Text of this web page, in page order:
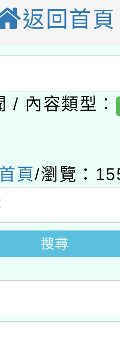
專業研習
─人工智慧
養講師名單
與教學軟體
員會函釋公
部水利署委託
位及節水達
祈福系列
」
園地景藝術
返回首頁
/ 內容類型：
頁/瀏覽：
搜尋